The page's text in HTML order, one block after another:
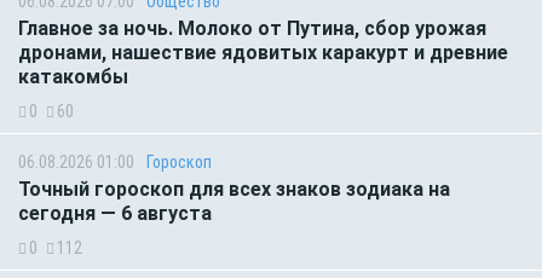
Главное за ночь. Молоко от Путина, сбор урожая
дронами, нашествие ядовитых каракурт и древние
катакомбы
0 60
06.08.2026 01:00 Гороскоп
Точный гороскоп для всех знаков зодиака на
сегодня — 6 августа
0 112